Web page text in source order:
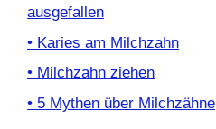
ausgefallen
• Karies am Milchzahn
• Milchzahn ziehen
• 5 Mythen über Milchzähne